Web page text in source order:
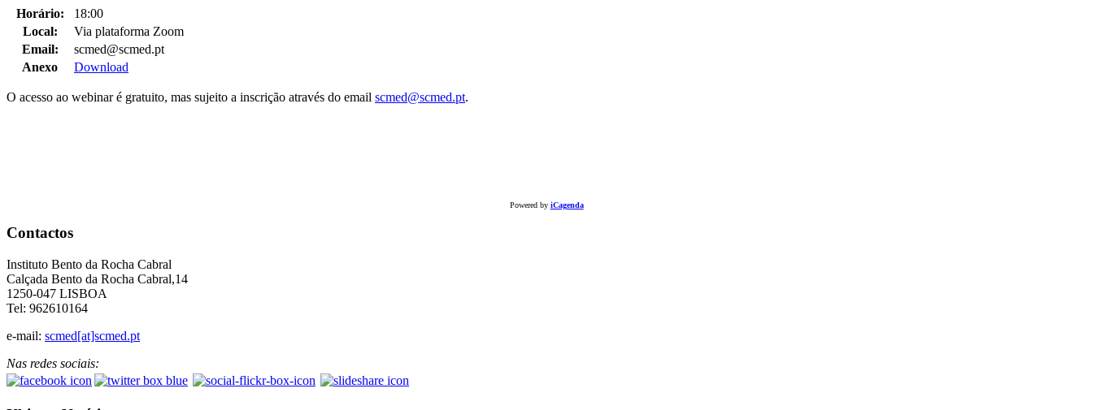
Horário:
18:00
Local:
Via plataforma Zoom
Email:
scmed@scmed.pt
Anexo
Download
O acesso ao webinar é gratuito, mas sujeito a inscrição através do email scmed@scmed.pt.
Powered by iCagenda
Contactos
Instituto Bento da Rocha Cabral
Calçada Bento da Rocha Cabral,14
1250-047 LISBOA
Tel: 962610164
e-mail: scmed[at]scmed.pt
Nas redes sociais: